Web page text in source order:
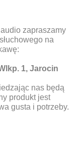
zapraszamy
na
1, Jarocin
nas będą
produkt jest
gusta i potrzeby.